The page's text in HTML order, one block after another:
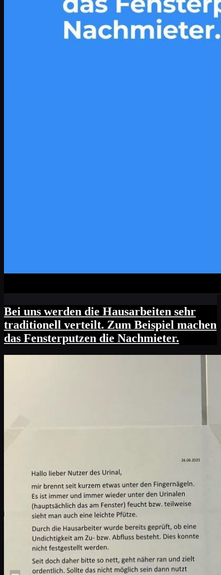
Bei uns werden die Hausarbeiten sehr
traditionell verteilt. Zum Beispiel machen
das Fensterputzen die Nachmieter.